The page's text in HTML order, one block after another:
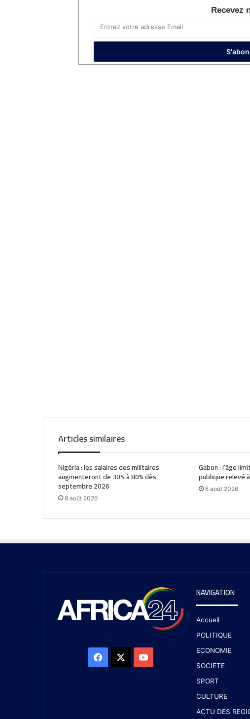
Recevez
Articles similaires
Nigéria : les salaires des militaires
augmenteront de 30% à 80% dès
septembre 2026
8 août 2026
Gabon : l’âge
publique relevé
8 août 2026
NAVIGATION
Accueil
POLITIQUE
ECONOMIE
SOCIETE
SPORT
CULTURE
ACTU DES